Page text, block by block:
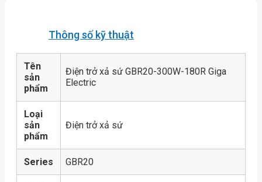
Thông số kỹ thuật
Tên
sản
phẩm
Điện trở xả sứ GBR20-300W-180R Giga
Electric
Loại
sản
phẩm
Điện trở xả sứ
Series GBR20